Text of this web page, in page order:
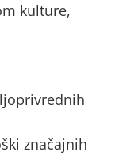
kulture,
značajnih